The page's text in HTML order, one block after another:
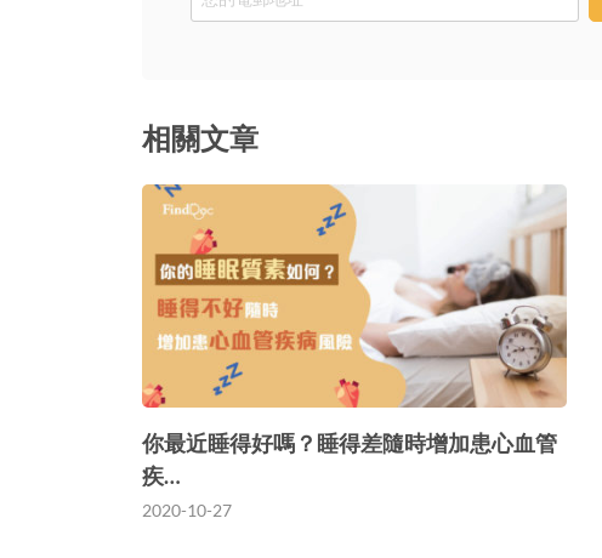
相關文章
你最近睡得好嗎？睡得差隨時增加患心血管
疾…
2020-10-27